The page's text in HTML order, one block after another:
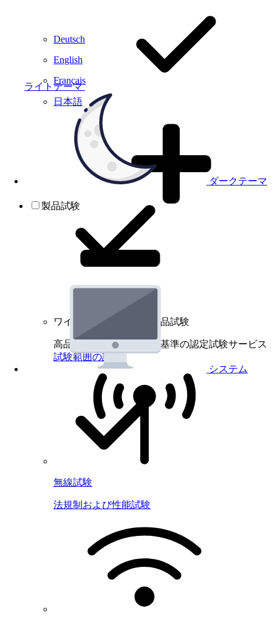
ライトテーマ
ダークテーマ
システム
Deutsch
English
Français
日本語
製品試験
ワイヤレスデバイスの製品試験
高品質規格に基づく国際基準の認定試験サービス
試験範囲の詳細
無線試験
法規制および性能試験